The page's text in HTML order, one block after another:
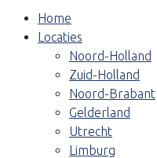
Home
Locaties
Noord-Holland
Zuid-Holland
Noord-Brabant
Gelderland
Utrecht
Limburg